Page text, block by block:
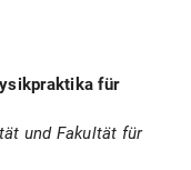
für
und Fakultät für